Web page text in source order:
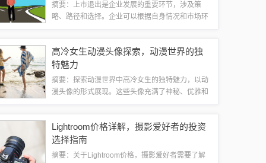
摘要：上市退出是企业发展的重要环节，涉及策
略、路径和选择。企业可以根据自身情况和市场环
略、市场环境、投资者需求等因素，以最大化...
高冷女生动漫头像探索，动漫世界的独
特魅力
摘要：探索动漫世界中高冷女生的独特魅力，以动
漫头像的形式展现。这些头像充满了神秘、优雅和
样性和丰富性，以及高冷女生在其中的独特地位...
Lightroom价格详解，摄影爱好者的投资
选择指南
摘要：关于Lightroom价格，摄影爱好者需要了解